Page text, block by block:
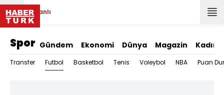
Canlı
Spor Gündem Ekonomi Dünya Magazin Kadın
Transfer Futbol Basketbol Tenis Voleybol NBA Puan